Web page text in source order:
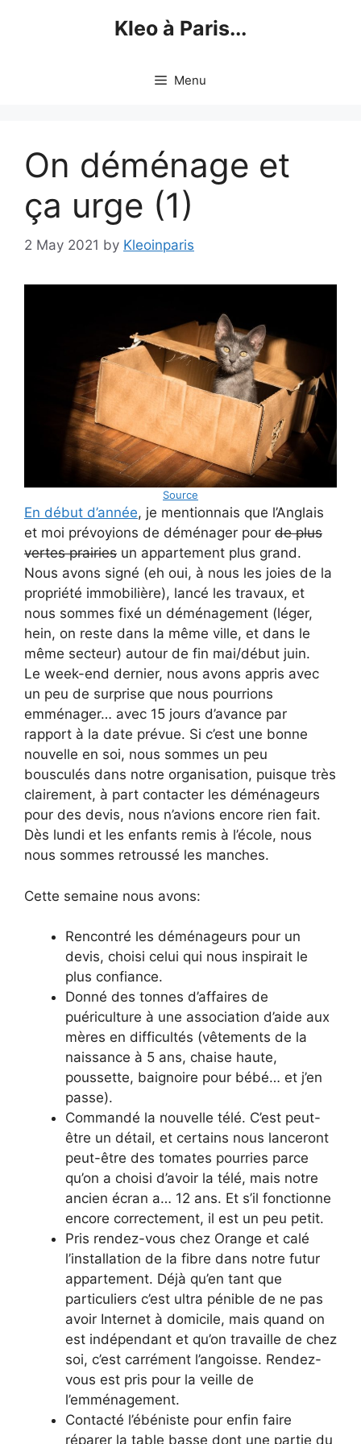
Kleo à Paris...
Menu
On déménage et
ça urge (1)
2 May 2021 by Kleoinparis
Source
En début d’année, je mentionnais que l’Anglais
et moi prévoyions de déménager pour de plus
vertes prairies un appartement plus grand.
Nous avons signé (eh oui, à nous les joies de la
propriété immobilière), lancé les travaux, et
nous sommes fixé un déménagement (léger,
hein, on reste dans la même ville, et dans le
même secteur) autour de fin mai/début juin.
Le week-end dernier, nous avons appris avec
un peu de surprise que nous pourrions
emménager… avec 15 jours d’avance par
rapport à la date prévue. Si c’est une bonne
nouvelle en soi, nous sommes un peu
bousculés dans notre organisation, puisque très
clairement, à part contacter les déménageurs
pour des devis, nous n’avions encore rien fait.
Dès lundi et les enfants remis à l’école, nous
nous sommes retroussé les manches.
Cette semaine nous avons:
Rencontré les déménageurs pour un
devis, choisi celui qui nous inspirait le
plus confiance.
Donné des tonnes d’affaires de
puériculture à une association d’aide aux
mères en difficultés (vêtements de la
naissance à 5 ans, chaise haute,
poussette, baignoire pour bébé… et j’en
passe).
Commandé la nouvelle télé. C’est peut-
être un détail, et certains nous lanceront
peut-être des tomates pourries parce
qu’on a choisi d’avoir la télé, mais notre
ancien écran a… 12 ans. Et s’il fonctionne
encore correctement, il est un peu petit.
Pris rendez-vous chez Orange et calé
l’installation de la fibre dans notre futur
appartement. Déjà qu’en tant que
particuliers c’est ultra pénible de ne pas
avoir Internet à domicile, mais quand on
est indépendant et qu’on travaille de chez
soi, c’est carrément l’angoisse. Rendez-
vous est pris pour la veille de
l’emménagement.
Contacté l’ébéniste pour enfin faire
réparer la table basse dont une partie du